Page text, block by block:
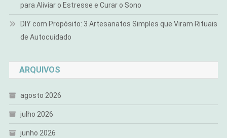
para Aliviar o Estresse e Curar o Sono
DIY com Propósito: 3 Artesanatos Simples que Viram Rituais
de Autocuidado
ARQUIVOS
agosto 2026
julho 2026
junho 2026